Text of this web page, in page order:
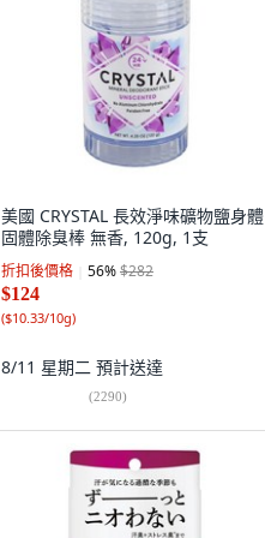
美國 CRYSTAL 長效淨味礦物鹽身體
固體除臭棒 無香, 120g, 1支
折扣後價格 56%$282
$124
($10.33/10g)
8/11 星期二 預計送達
(2290)